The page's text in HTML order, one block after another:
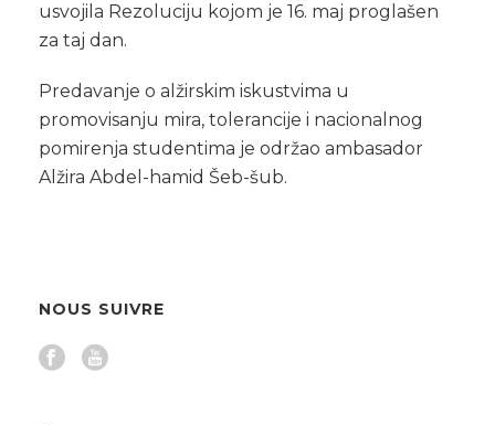
usvojila Rezoluciju kojom je 16. maj proglašen
za taj dan.
Predavanje o alžirskim iskustvima u
promovisanju mira, tolerancije i nacionalnog
pomirenja studentima je održao ambasador
Alžira Abdel-hamid Šeb-šub.
NOUS SUIVRE